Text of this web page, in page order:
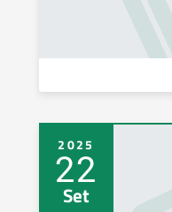
2025
22
Set